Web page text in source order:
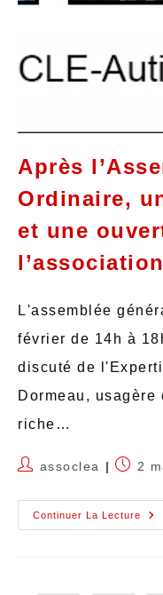
Après
Ordinaire,
et une
l’association
L'assemblée
février de 14h à
discuté de
Dormeau,
riche…
assoclea 2
Continuer La Lecture